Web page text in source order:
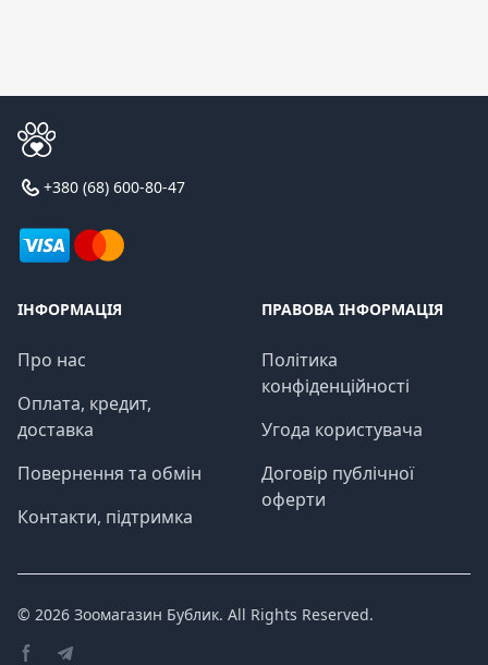
+380 (68) 600-80-47
ІНФОРМАЦІЯ
Про нас
Оплата, кредит,
доставка
Повернення та обмін
Контакти, підтримка
ПРАВОВА ІНФОРМАЦІЯ
Політика
конфіденційності
Угода користувача
Договір публічної
оферти
© 2026 Зоомагазин Бублик. All Rights Reserved.